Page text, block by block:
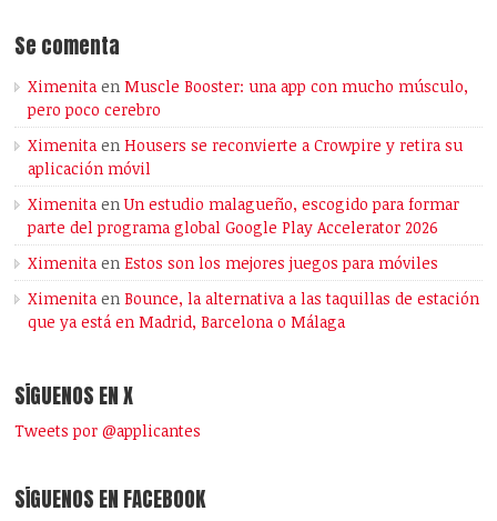
Se comenta
XimenitaenMuscle Booster: una app con mucho músculo,
pero poco cerebro
XimenitaenHousers se reconvierte a Crowpire y retira su
aplicación móvil
XimenitaenUn estudio malagueño, escogido para formar
parte del programa global Google Play Accelerator 2026
XimenitaenEstos son los mejores juegos para móviles
XimenitaenBounce, la alternativa a las taquillas de estación
que ya está en Madrid, Barcelona o Málaga
SÍGUENOS EN X
Tweets por @applicantes
SÍGUENOS EN FACEBOOK